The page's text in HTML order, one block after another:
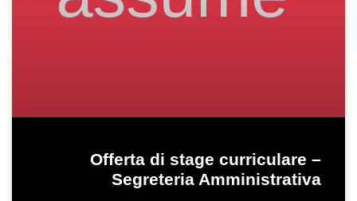
Offerta di stage curriculare –
Segreteria Amministrativa